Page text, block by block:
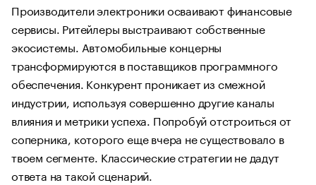
Производители электроники осваивают финансовые
сервисы. Ритейлеры выстраивают собственные
экосистемы. Автомобильные концерны
трансформируются в поставщиков программного
обеспечения. Конкурент проникает из смежной
индустрии, используя совершенно другие каналы
влияния и метрики успеха. Попробуй отстроиться от
соперника, которого еще вчера не существовало в
твоем сегменте. Классические стратегии не дадут
ответа на такой сценарий.